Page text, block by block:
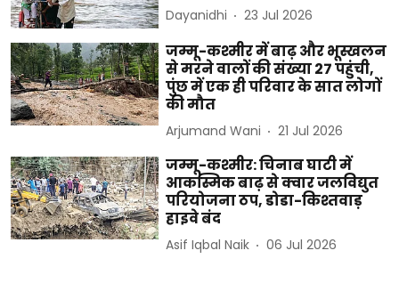
Dayanidhi 23 Jul 2026
जम्मू-कश्मीर में बाढ़ और भूस्खलन
से मरने वालों की संख्या 27 पहुंची,
पुंछ में एक ही परिवार के सात लोगों
की मौत
Arjumand Wani 21 Jul 2026
जम्मू-कश्मीर: चिनाब घाटी में
आकस्मिक बाढ़ से क्वार जलविद्युत
परियोजना ठप, डोडा-किश्तवाड़
हाइवे बंद
Asif Iqbal Naik 06 Jul 2026